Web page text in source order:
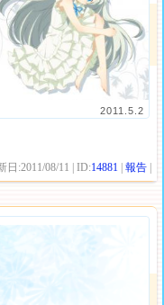
2011.5.2
日:2011/08/11 | ID:14881 |報告